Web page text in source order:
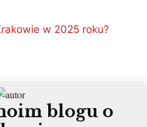
w 2025 roku?
blogu o